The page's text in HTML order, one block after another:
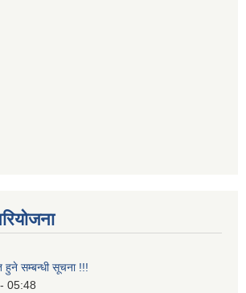
हुने सम्बन्धी सूचना !!!
05:48